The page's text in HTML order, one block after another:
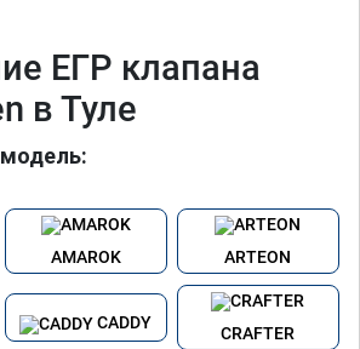
ЕГР клапана
в Туле
AMAROK ARTEON
CADDY
CRAFTER